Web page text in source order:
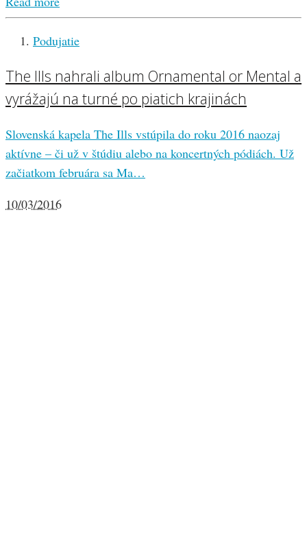
Podujatie
The Ills nahrali album Ornamental or Mental a
vyrážajú na turné po piatich krajinách
Slovenská kapela The Ills vstúpila do roku 2016 naozaj
aktívne – či už v štúdiu alebo na koncertných pódiách. Už
začiatkom februára sa Ma…
10/03/2016